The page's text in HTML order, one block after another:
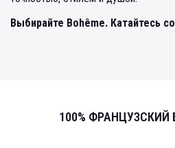
Выбирайте Bohême. Катайтесь
100% ФРАНЦУЗСКИЙ